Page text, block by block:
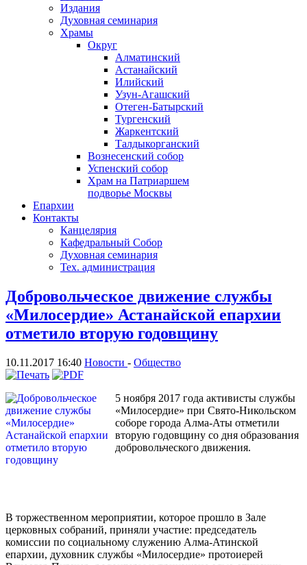
Издания
Духовная семинария
Храмы
Округ
Алматинский
Астанайский
Илийский
Узун-Агашский
Отеген-Батырский
Тургенский
Жаркентский
Талдыкорганский
Вознесенский собор
Успенский собор
Храм на Патриаршем
подворье Москвы
Епархии
Контакты
Канцелярия
Кафедральный Собор
Духовная семинария
Тех. администрация
Добровольческое движение службы
«Милосердие» Астанайской епархии
отметило вторую годовщину
10.11.2017 16:40 Новости - Общество
5 ноября 2017 года активисты службы
«Милосердие» при Свято-Никольском
соборе города Алма-Аты отметили
вторую годовщину со дня образования
добровольческого движения.
В торжественном мероприятии, которое прошло в Зале
церковных собраний, приняли участие: председатель
комиссии по социальному служению Алма-Атинской
епархии, духовник службы «Милосердие» протоиерей